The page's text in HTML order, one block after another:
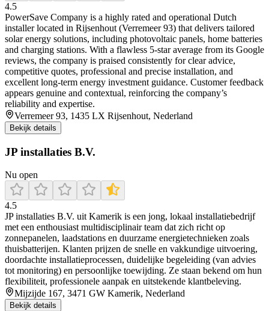
4.5
PowerSave Company is a highly rated and operational Dutch
installer located in Rijsenhout (Verremeer 93) that delivers tailored
solar energy solutions, including photovoltaic panels, home batteries
and charging stations. With a flawless 5‑star average from its Google
reviews, the company is praised consistently for clear advice,
competitive quotes, professional and precise installation, and
excellent long‑term energy investment guidance. Customer feedback
appears genuine and contextual, reinforcing the company’s
reliability and expertise.
Verremeer 93, 1435 LX Rijsenhout, Nederland
Bekijk details
JP installaties B.V.
Nu open
4.5
JP installaties B.V. uit Kamerik is een jong, lokaal installatiebedrijf
met een enthousiast multidisciplinair team dat zich richt op
zonnepanelen, laadstations en duurzame energietechnieken zoals
thuisbatterijen. Klanten prijzen de snelle en vakkundige uitvoering,
doordachte installatieprocessen, duidelijke begeleiding (van advies
tot monitoring) en persoonlijke toewijding. Ze staan bekend om hun
flexibiliteit, professionele aanpak en uitstekende klantbeleving.
Mijzijde 167, 3471 GW Kamerik, Nederland
Bekijk details